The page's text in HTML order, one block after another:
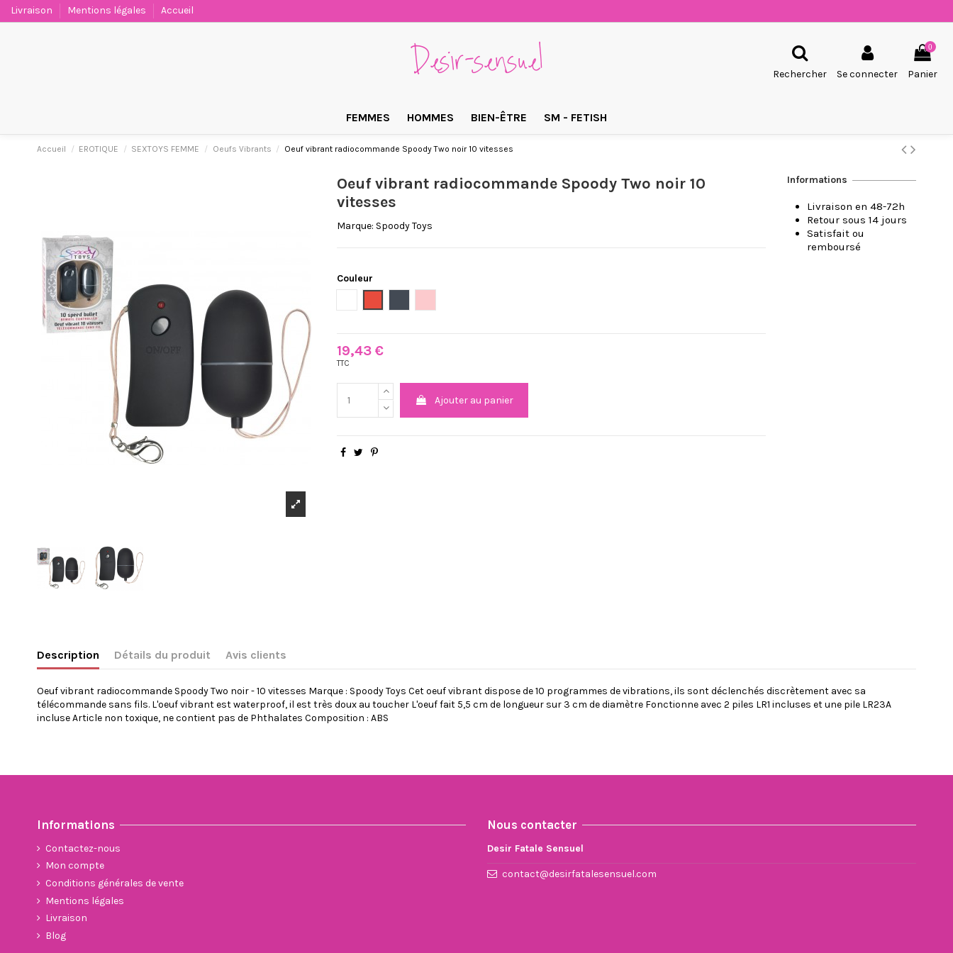
Livraison Mentions légales Accueil
Rechercher Se connecter
0
Panier
FEMMES HOMMES BIEN-ÊTRE SM - FETISH
Accueil EROTIQUE SEXTOYS FEMME Oeufs Vibrants Oeuf vibrant radiocommande Spoody Two noir 10 vitesses
Oeuf vibrant radiocommande Spoody Two noir 10
vitesses
Marque: Spoody Toys
Couleur
19,43 €
TTC
Ajouter au panier
Informations
Livraison en 48-72h
Retour sous 14 jours
Satisfait ou
remboursé
Description Détails du produit Avis clients
Oeuf vibrant radiocommande Spoody Two noir - 10 vitesses Marque : Spoody Toys Cet oeuf vibrant dispose de 10 programmes de vibrations, ils sont déclenchés discrètement avec sa
télécommande sans fils. L'oeuf vibrant est waterproof, il est très doux au toucher L'oeuf fait 5,5 cm de longueur sur 3 cm de diamètre Fonctionne avec 2 piles LR1 incluses et une pile LR23A
incluse Article non toxique, ne contient pas de Phthalates Composition : ABS
Référence1100193000000
Informations
Contactez-nous
Mon compte
Conditions générales de vente
Mentions légales
Livraison
Blog
Nous contacter
Desir Fatale Sensuel
contact@desirfatalesensuel.com